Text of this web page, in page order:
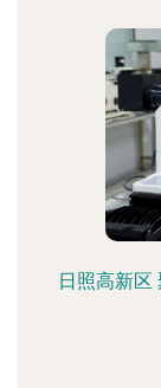
日照高新区